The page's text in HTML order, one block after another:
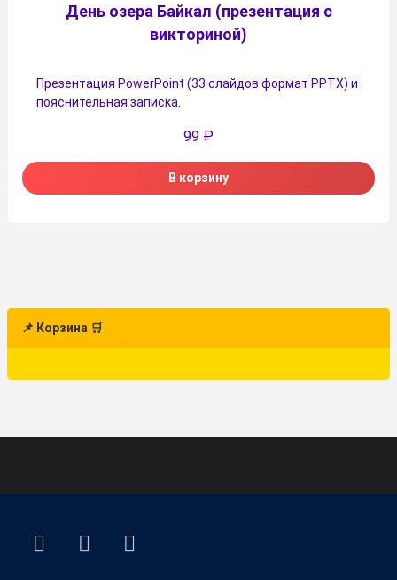
День озера Байкал (презентация с
викториной)
Презентация PowerPoint (33 слайдов формат PPTX) и
пояснительная записка.
99 ₽
В корзину
📌 Корзина 🛒
ВКонтакте
YouTube
E-mail